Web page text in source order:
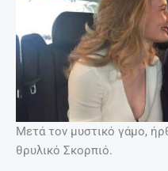
Μετά τον μυστικό γάμο,
θρυλικό Σκορπιό.